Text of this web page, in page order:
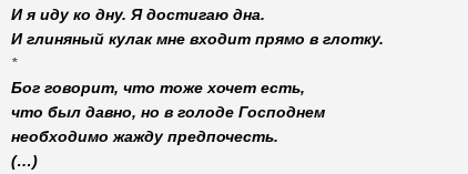
И я иду ко дну. Я достигаю дна.
И глиняный кулак мне входит прямо в глотку.
*
Бог говорит, что тоже хочет есть,
что был давно, но в голоде Господнем
необходимо жажду предпочесть.
(…)